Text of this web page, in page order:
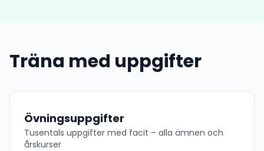
Träna med uppgifter
Övningsuppgifter
Tusentals uppgifter med facit – alla ämnen och
årskurser